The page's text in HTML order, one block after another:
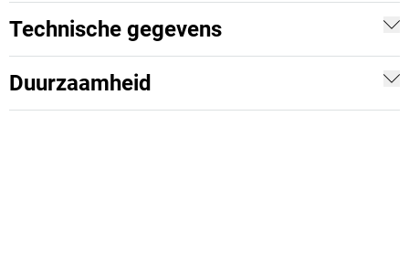
Technische gegevens
Duurzaamheid